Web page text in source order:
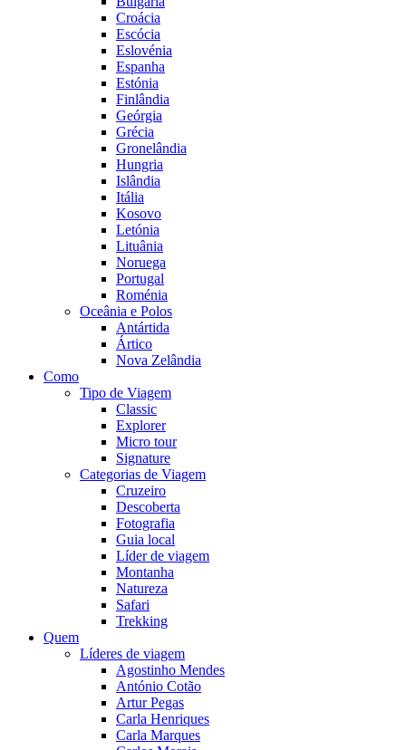
Croácia
Escócia
Eslovénia
Espanha
Estónia
Finlândia
Geórgia
Grécia
Gronelândia
Hungria
Islândia
Itália
Kosovo
Letónia
Lituânia
Noruega
Portugal
Roménia
Oceânia e Polos
Antártida
Ártico
Nova Zelândia
Como
Tipo de Viagem
Classic
Explorer
Micro tour
Signature
Categorias de Viagem
Cruzeiro
Descoberta
Fotografia
Guia local
Líder de viagem
Montanha
Natureza
Safari
Trekking
Quem
Líderes de viagem
Agostinho Mendes
António Cotão
Artur Pegas
Carla Henriques
Carla Marques